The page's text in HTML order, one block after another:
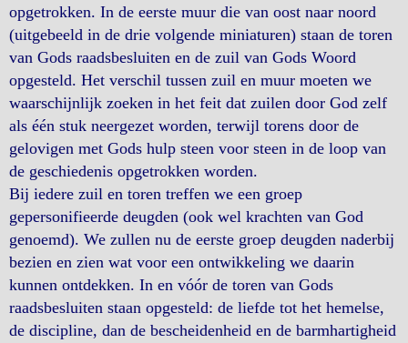
opgetrokken. In de eerste muur die van oost naar noord
(uitgebeeld in de drie volgende miniaturen) staan de toren
van Gods raadsbesluiten en de zuil van Gods Woord
opgesteld. Het verschil tussen zuil en muur moeten we
waarschijnlijk zoeken in het feit dat zuilen door God zelf
als één stuk neergezet worden, terwijl torens door de
gelovigen met Gods hulp steen voor steen in de loop van
de geschiedenis opgetrokken worden.
Bij iedere zuil en toren treffen we een groep
gepersonifieerde deugden (ook wel krachten van God
genoemd). We zullen nu de eerste groep deugden naderbij
bezien en zien wat voor een ontwikkeling we daarin
kunnen ontdekken. In en vóór de toren van Gods
raadsbesluiten staan opgesteld: de liefde tot het hemelse,
de discipline, dan de bescheidenheid en de barmhartigheid